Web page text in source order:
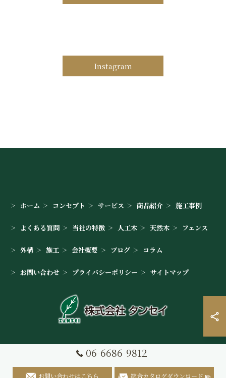
Instagram
06-6686-9812
お問い合わせはこちら 総合カタログダウンロード
ホーム コンセプト サービス 商品紹介 施工事例
よくある質問 当社の特徴 人工木 天然木 フェンス
外構 施工 会社概要 ブログ コラム
お問い合わせ プライバシーポリシー サイトマップ